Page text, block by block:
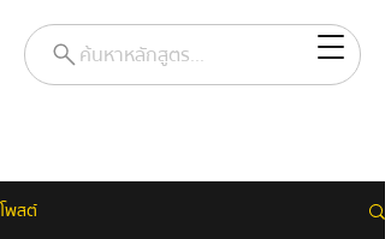
ค้นหาหลักสูตร...
โพสต์